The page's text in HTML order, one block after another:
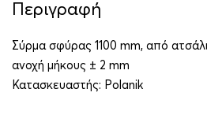
Περιγραφή
Σύρμα σφύρας 1100 mm, από
ανοχή μήκους ± 2 mm
Κατασκευαστής: Polanik